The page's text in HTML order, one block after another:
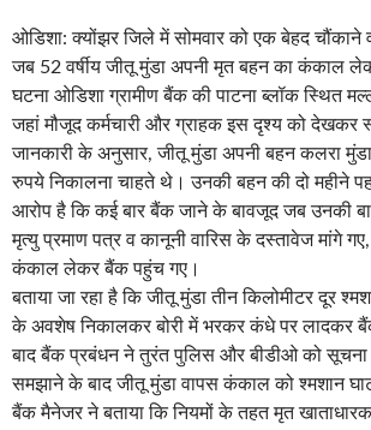
ओडिशा: क्योंझर जिले में सोमवार को एक बेहद चौंकाने
जब 52 वर्षीय जीतू मुंडा अपनी मृत बहन का कंकाल
घटना ओडिशा ग्रामीण बैंक की पाटना ब्लॉक स्थित
जहां मौजूद कर्मचारी और ग्राहक इस दृश्य को देखकर
जानकारी के अनुसार, जीतू मुंडा अपनी बहन कलरा
रुपये निकालना चाहते थे। उनकी बहन की दो महीने
आरोप है कि कई बार बैंक जाने के बावजूद जब उनकी
मृत्यु प्रमाण पत्र व कानूनी वारिस के दस्तावेज मांगे
कंकाल लेकर बैंक पहुंच गए।
बताया जा रहा है कि जीतू मुंडा तीन किलोमीटर दूर
के अवशेष निकालकर बोरी में भरकर कंधे पर लादकर
बाद बैंक प्रबंधन ने तुरंत पुलिस और बीडीओ को सूचना
समझाने के बाद जीतू मुंडा वापस कंकाल को श्मशान
बैंक मैनेजर ने बताया कि नियमों के तहत मृत